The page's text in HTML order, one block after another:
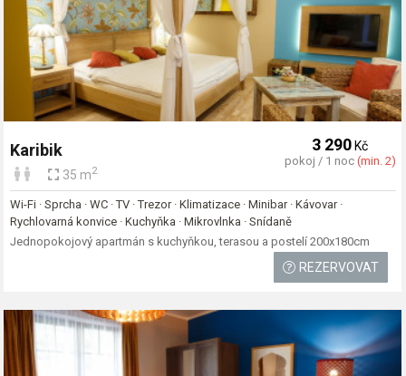
Karibik
35 m2
3 290 Kč
pokoj / 1 noc (min. 2)
Wi-Fi · Sprcha · WC · TV · Trezor · Klimatizace · Minibar · Kávovar ·
Rychlovarná konvice · Kuchyňka · Mikrovlnka · Snídaně
Jednopokojový apartmán s kuchyňkou, terasou a postelí 200x180cm
REZERVOVAT